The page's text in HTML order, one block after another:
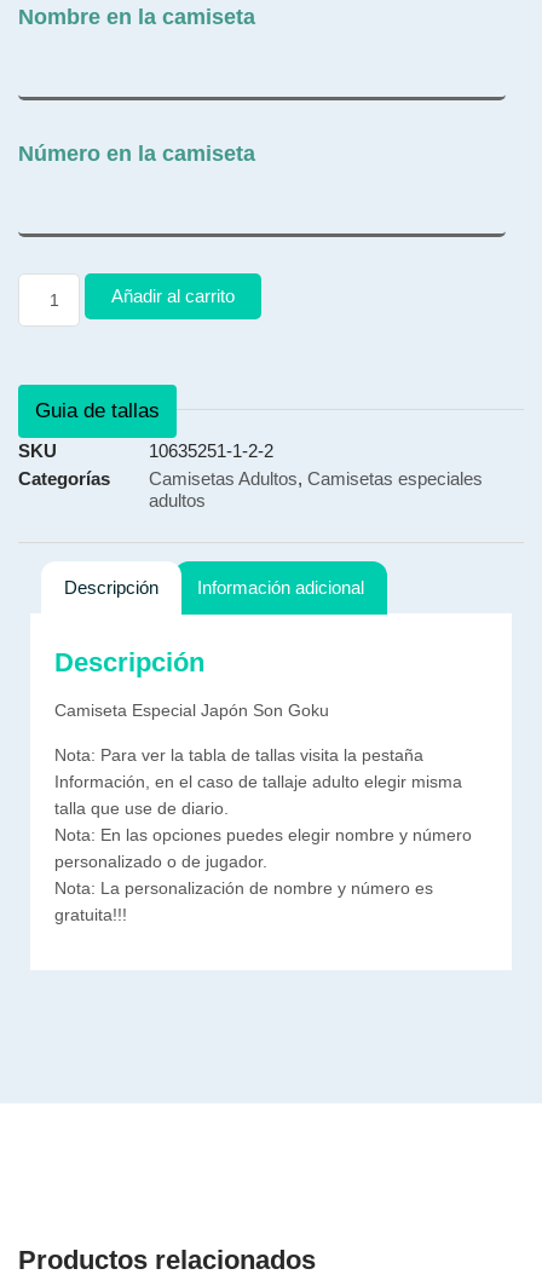
Nombre en la camiseta
Número en la camiseta
Añadir al carrito
Guia de tallas
SKU
10635251-1-2-2
Categorías
Camisetas Adultos, Camisetas especiales
adultos
Descripción Información adicional
Descripción
Camiseta Especial Japón Son Goku
Nota: Para ver la tabla de tallas visita la pestaña
Información, en el caso de tallaje adulto elegir misma
talla que use de diario.
Nota: En las opciones puedes elegir nombre y número
personalizado o de jugador.
Nota: La personalización de nombre y número es
gratuita!!!
Productos relacionados